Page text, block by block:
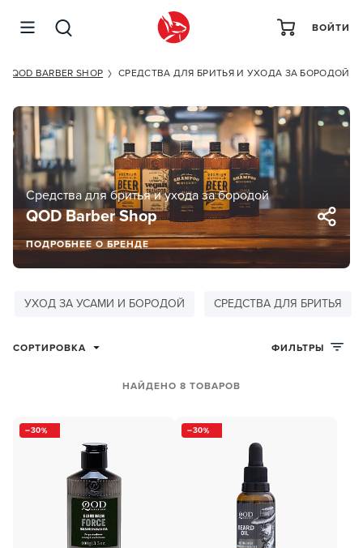
ВОЙТИ
QOD BARBER SHOP СРЕДСТВА ДЛЯ БРИТЬЯ И УХОДА ЗА БОРОДОЙ
QOD Barber Shop
Средства для бритья и ухода за бородой
ПОДРОБНЕЕ О БРЕНДЕ
УХОД ЗА УСАМИ И БОРОДОЙ СРЕДСТВА ДЛЯ БРИТЬЯ
СОРТИРОВКА
НАЙДЕНО 8 ТОВАРОВ
ФИЛЬТРЫ
30 30